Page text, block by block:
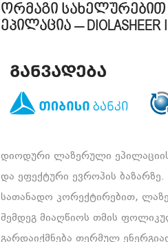
ორმაგი
ეპილაცია – DIOLASHEER
დიოდური ლაზერული
და ეფექტური ევროპის
სათანადო კორექტირებით,
შემდეგ მიაღწიოს თმის